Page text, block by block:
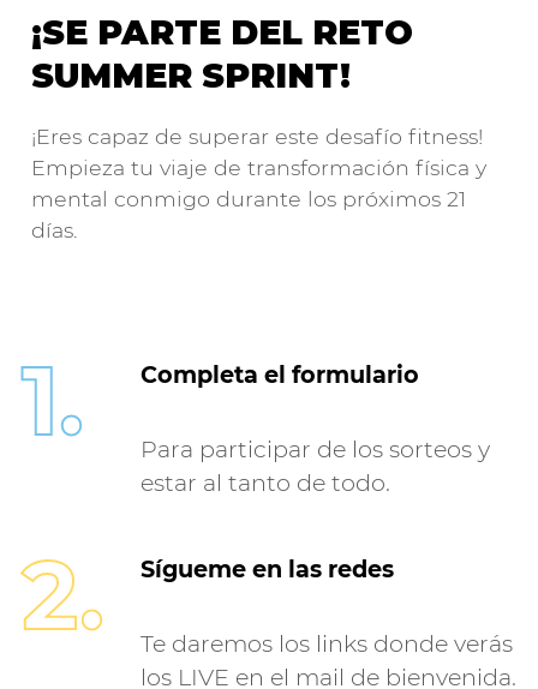
¡SE PARTE DEL RETO
SUMMER SPRINT!
¡Eres capaz de superar este desafío fitness!
Empieza tu viaje de transformación física y
mental conmigo durante los próximos 21
días.
1. Completa el formulario
Para participar de los sorteos y
estar al tanto de todo.
2. Sígueme en las redes
Te daremos los links donde verás
los LIVE en el mail de bienvenida.